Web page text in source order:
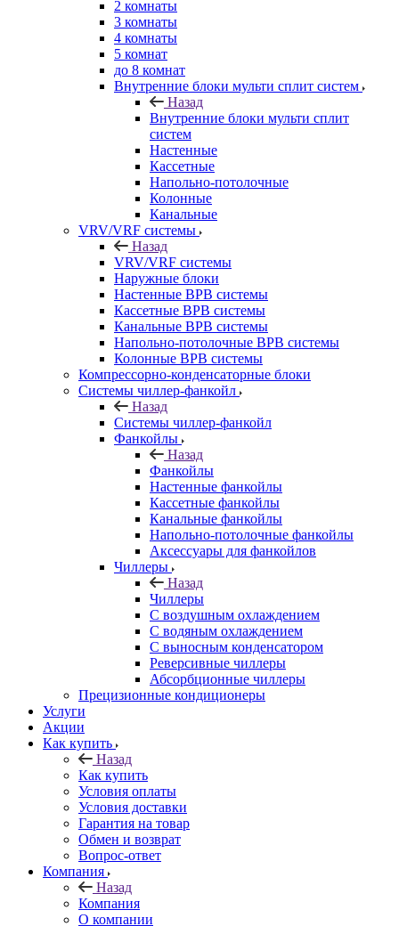
2 комнаты
3 комнаты
4 комнаты
5 комнат
до 8 комнат
Внутренние блоки мульти сплит систем
Назад
Внутренние блоки мульти сплит
систем
Настенные
Кассетные
Напольно-потолочные
Колонные
Канальные
VRV/VRF системы
Назад
VRV/VRF системы
Наружные блоки
Настенные ВРВ системы
Кассетные ВРВ системы
Канальные ВРВ системы
Напольно-потолочные ВРВ системы
Колонные ВРВ системы
Компрессорно-конденсаторные блоки
Системы чиллер-фанкойл
Назад
Системы чиллер-фанкойл
Фанкойлы
Назад
Фанкойлы
Настенные фанкойлы
Кассетные фанкойлы
Канальные фанкойлы
Напольно-потолочные фанкойлы
Аксессуары для фанкойлов
Чиллеры
Назад
Чиллеры
С воздушным охлаждением
С водяным охлаждением
С выносным конденсатором
Реверсивные чиллеры
Абсорбционные чиллеры
Прецизионные кондиционеры
Услуги
Акции
Как купить
Назад
Как купить
Условия оплаты
Условия доставки
Гарантия на товар
Обмен и возврат
Вопрос-ответ
Компания
Назад
Компания
О компании